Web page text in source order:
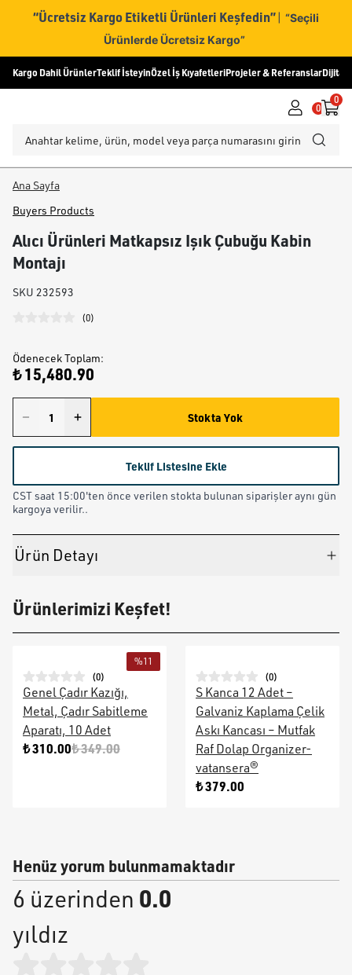
“Ücretsiz Kargo Etiketli Ürünleri Keşfedin” | “Seçili
Ürünlerde Ücretsiz Kargo”
Kargo Dahil ÜrünlerTeklif İsteyinÖzel İş KıyafetleriProjeler & ReferanslarDijital
0
0
Ana Sayfa
Buyers Products
Alıcı Ürünleri Matkapsız Işık Çubuğu Kabin
Montajı
SKU 232593
(0)
Ödenecek Toplam:
₺ 15,480.90
Stokta Yok
Teklif Listesine Ekle
CST saat 15:00'ten önce verilen stokta bulunan siparişler aynı gün
kargoya verilir..
Ürün Detayı
Ürünlerimizi Keşfet!
%11
(0)
Genel Çadır Kazığı,
Metal, Çadır Sabitleme
Aparatı, 10 Adet
₺ 310.00₺ 349.00
(0)
S Kanca 12 Adet –
Galvaniz Kaplama Çelik
Askı Kancası – Mutfak
Raf Dolap Organizer-
vatansera®
₺ 379.00
Henüz yorum bulunmamaktadır
6 üzerinden 0.0
yıldız